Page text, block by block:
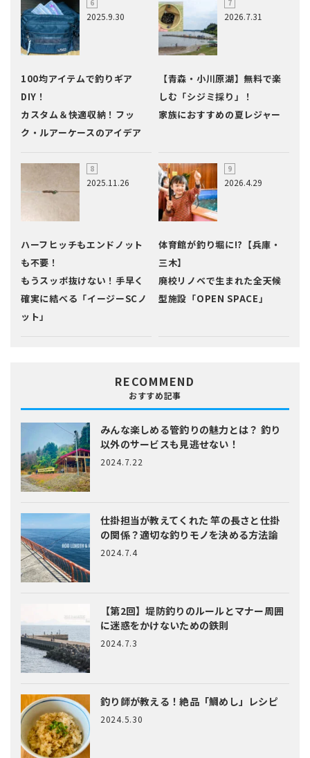
2025.9.30
100均アイテムで釣りギア
DIY！
カスタム＆快適収納！フッ
ク・ルアーケースのアイデア
2026.7.31
【青森・小川原湖】無料で楽
しむ「シジミ採り」！
家族におすすめの夏レジャー
2025.11.26
ハーフヒッチもエンドノット
も不要！
もうスッポ抜けない！手早く
確実に結べる「イージーSCノ
ット」
2026.4.29
体育館が釣り堀に!?【兵庫・
三木】
廃校リノベで生まれた全天候
型施設「OPEN SPACE」
RECOMMEND
おすすめ記事
みんな楽しめる管釣りの魅力とは？ 釣り
以外のサービスも見逃せない！
2024.7.22
仕掛担当が教えてくれた竿の長さと仕掛
の関係？適切な釣りモノを決める方法論
2024.7.4
【第2回】堤防釣りのルールとマナー周囲
に迷惑をかけないための鉄則
2024.7.3
釣り師が教える！絶品「鯛めし」レシピ
2024.5.30